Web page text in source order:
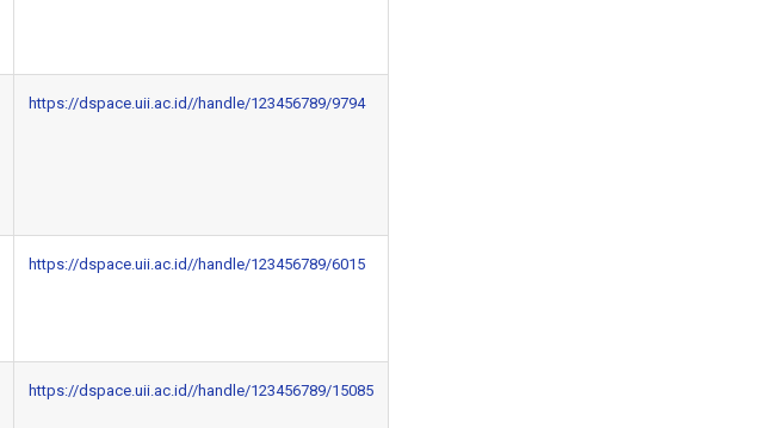
https://dspace.uii.ac.id//handle/123456789/9794
https://dspace.uii.ac.id//handle/123456789/6015
https://dspace.uii.ac.id//handle/123456789/15085